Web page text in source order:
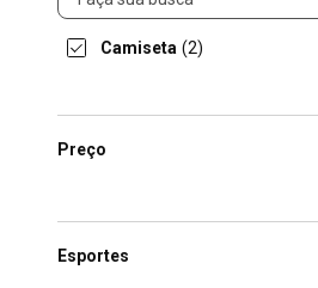
Camiseta (2)
Preço
Esportes